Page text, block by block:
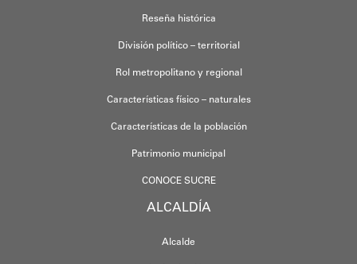
Reseña histórica
División político – territorial
Rol metropolitano y regional
Características físico – naturales
Características de la población
Patrimonio municipal
CONOCE SUCRE
ALCALDÍA
Alcalde